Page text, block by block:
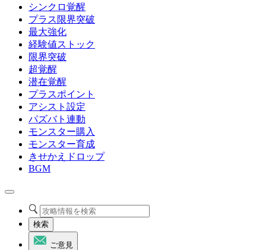
シンクロ覚醒
プラス限界突破
最大強化
経験値ストック
限界突破
超覚醒
潜在覚醒
プラスポイント
アシスト設定
パズバト連動
モンスター購入
モンスター育成
きせかえドロップ
BGM
検索
ご意見